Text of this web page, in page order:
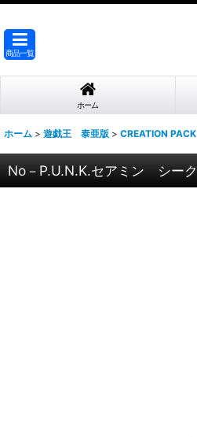
商品一覧
ホーム
ホーム > 遊戯王 泰亜版 > CREATION
No－P.U.N.K.セアミン シー